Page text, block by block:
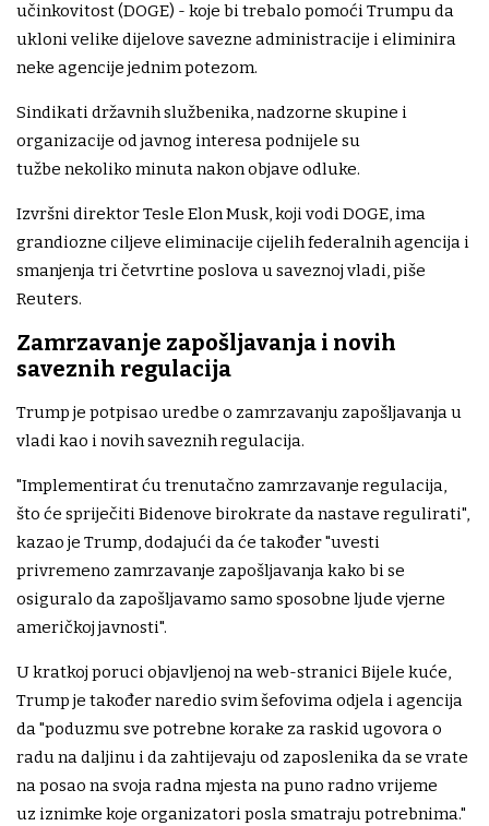
učinkovitost (DOGE) - koje bi trebalo pomoći Trumpu da
ukloni velike dijelove savezne administracije i eliminira
neke agencije jednim potezom.
Sindikati državnih službenika, nadzorne skupine i
organizacije od javnog interesa podnijele su
tužbe nekoliko minuta nakon objave odluke.
Izvršni direktor Tesle Elon Musk, koji vodi DOGE, ima
grandiozne ciljeve eliminacije cijelih federalnih agencija i
smanjenja tri četvrtine poslova u saveznoj vladi, piše
Reuters.
Zamrzavanje zapošljavanja i novih
saveznih regulacija
Trump je potpisao uredbe o zamrzavanju zapošljavanja u
vladi kao i novih saveznih regulacija.
"Implementirat ću trenutačno zamrzavanje regulacija,
što će spriječiti Bidenove birokrate da nastave regulirati",
kazao je Trump, dodajući da će također "uvesti
privremeno zamrzavanje zapošljavanja kako bi se
osiguralo da zapošljavamo samo sposobne ljude vjerne
američkoj javnosti".
U kratkoj poruci objavljenoj na web-stranici Bijele kuće,
Trump je također naredio svim šefovima odjela i agencija
da "poduzmu sve potrebne korake za raskid ugovora o
radu na daljinu i da zahtijevaju od zaposlenika da se vrate
na posao na svoja radna mjesta na puno radno vrijeme
uz iznimke koje organizatori posla smatraju potrebnima."